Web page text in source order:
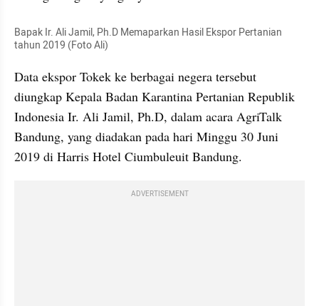
Bapak Ir. Ali Jamil, Ph.D Memaparkan Hasil Ekspor Pertanian
tahun 2019 (Foto Ali)
Data ekspor Tokek ke berbagai negera tersebut
diungkap Kepala Badan Karantina Pertanian Republik
Indonesia Ir. Ali Jamil, Ph.D, dalam acara AgriTalk
Bandung, yang diadakan pada hari Minggu 30 Juni
2019 di Harris Hotel Ciumbuleuit Bandung.
ADVERTISEMENT